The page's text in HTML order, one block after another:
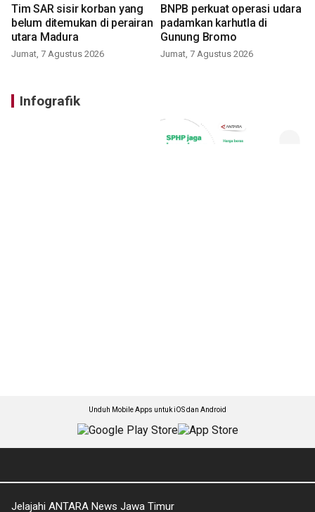
Tim SAR sisir korban yang
belum ditemukan di perairan
utara Madura
Jumat, 7 Agustus 2026
BNPB perkuat operasi udara
padamkan karhutla di
Gunung Bromo
Jumat, 7 Agustus 2026
Infografik
Unduh Mobile Apps untuk iOS dan Android
Jelajahi ANTARA News Jawa Timur